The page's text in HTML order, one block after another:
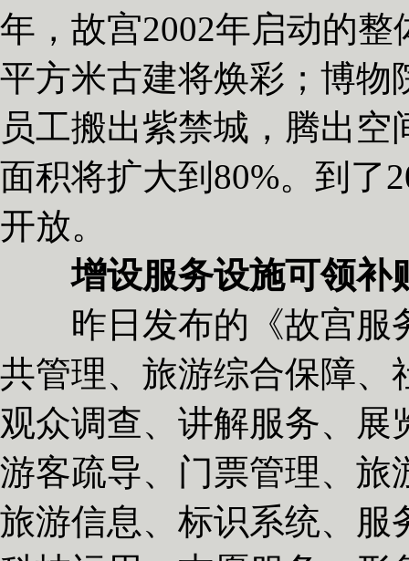
年，故宫2002年启动的
平方米古建将焕彩；博物
员工搬出紫禁城，腾出
面积将扩大到80%。到了
开放。
增设服务设施可领补
昨日发布的《故宫服
共管理、旅游综合保障、
观众调查、讲解服务、展
游客疏导、门票管理、旅
旅游信息、标识系统、服